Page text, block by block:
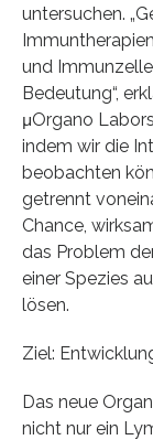
untersuchen.
und
Bedeutung“,
μOrgano
indem wir die
beobachten
getrennt
Chance,
das Problem
einer Spezies
lösen.
Ziel:
Das neue
nicht nur ein